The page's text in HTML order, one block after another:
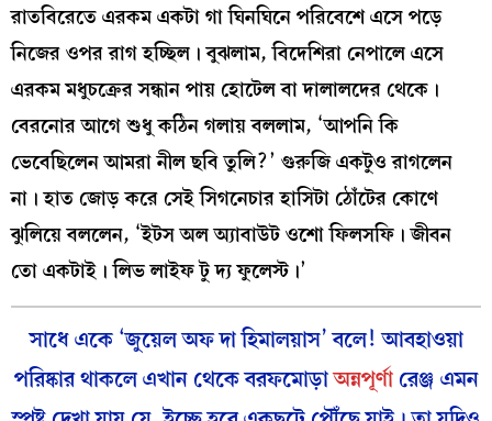
রাতবিরেতে এরকম একটা গা ঘিনঘিনে পরিবেশে এসে পড়ে
নিজের ওপর রাগ হচ্ছিল। বুঝলাম, বিদেশিরা নেপালে এসে
এরকম মধুচক্রের সন্ধান পায় হোটেল বা দালালদের থেকে।
বেরনোর আগে শুধু কঠিন গলায় বললাম, ‘আপনি কি
ভেবেছিলেন আমরা নীল ছবি তুলি?’ গুরুজি একটুও রাগলেন
না। হাত জোড় করে সেই সিগনেচার হাসিটা ঠোঁটের কোণে
ঝুলিয়ে বললেন, ‘ইটস অল অ্যাবাউট ওশো ফিলসফি। জীবন
তো একটাই। লিভ লাইফ টু দ্য ফুলেস্ট।’
সাধে একে ‘জুয়েল অফ দা হিমালয়াস’ বলে! আবহাওয়া
পরিষ্কার থাকলে এখান থেকে বরফমোড়াঅন্নপূর্ণারেঞ্জ এমন